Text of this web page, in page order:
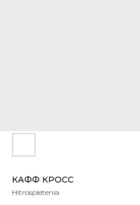
КАФФ КРОСС
Hitrospletenia